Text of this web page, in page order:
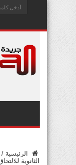
الرئيسية /
الثانوية